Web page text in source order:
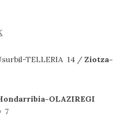
TELLERIA 14 / Ziotza-
OLAZIREGI
7